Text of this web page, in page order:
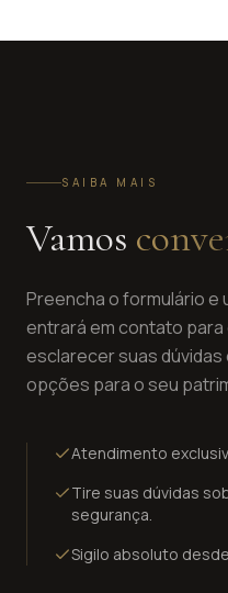
SAIBA MAIS
Vamos
Preencha o formulário e
entrará em contato
esclarecer suas
opções para o seu
Atendimento
Tire suas dúvidas
segurança.
Sigilo absoluto